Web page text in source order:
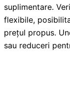
suplimentare.
flexibile,
prețul propus.
sau reduceri